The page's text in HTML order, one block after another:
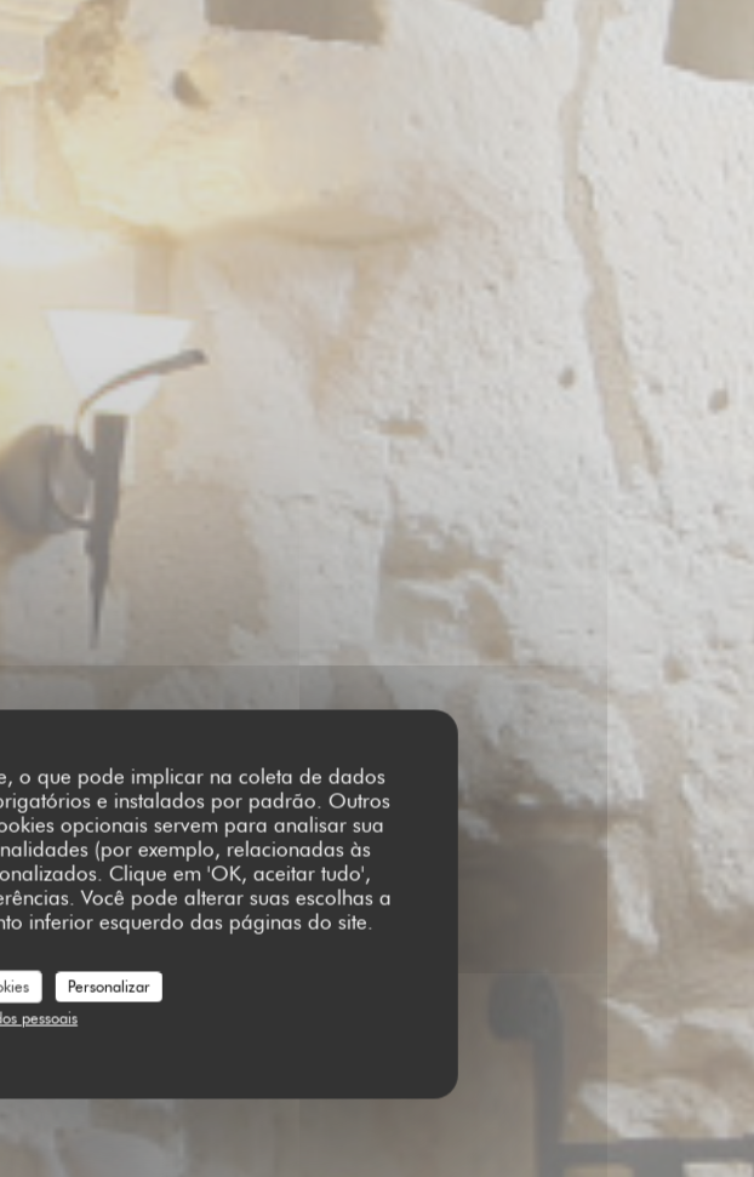
o que pode implicar na coleta de dados
e instalados por padrão. Outros
opcionais servem para analisar sua
(por exemplo, relacionadas às
Clique em 'OK, aceitar tudo',
Você pode alterar suas escolhas a
inferior esquerdo das páginas do site.
Personalizar
pessoais